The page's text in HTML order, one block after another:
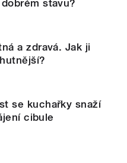
stavu?
a zdravá. Jak ji
se kuchařky snaží
cibule